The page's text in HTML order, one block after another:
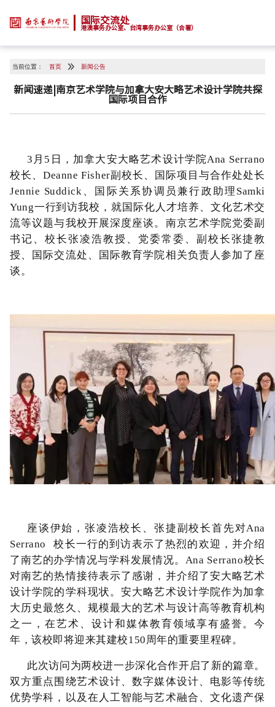
国际交流处
港澳事务办公室、台湾事务办公室（合署）
当前位置： 首页 新闻公告
新闻速递|南京艺术学院与加拿大安大略艺术设计学院共探
国际项目合作
3月5日 ，加拿大安大略艺术设计学院Ana Serrano
校长、Deanne Fisher副校长、国际项目与合作处处长
Jennie Suddick、 国际关系协调员兼行政助理 Samki
Yung一行到访我校，就国际化人才培养、文化艺术交
流等议题与我校开展深度座谈。南京艺术学院党委副
书记、校长张凌浩教授、党委常委、副校长张捷教
授、国际交流处、国际教育学院相关负责人参加了座
谈。
座谈伊始，张凌浩校长、张捷副校长首先对Ana
Serrano
校长一行的到访表示了热烈的欢迎，并介绍
了南艺的办学情况与学科发展情况。 Ana Serrano校长
对南艺的热情接待表示了感谢，并介绍了安大略艺术
设计学院的学科现状。安大略艺术设计学院作为加拿
大历史最悠久、规模最大的艺术与设计高等教育机构
之一，在艺术、设计和媒体教育领域享有盛誉。今
年，该校即将迎来其建校150 周年的重要里程碑。
此次访问为两校进一步深化合作开启了新的篇章。
双方重点围绕艺术设计、数字媒体设计、电影等传统
优势学科，以及在人工智能与艺术融合、文化遗产保